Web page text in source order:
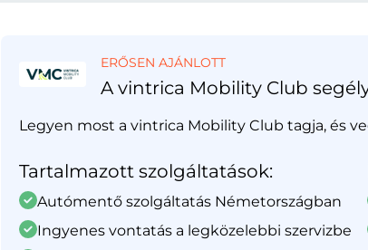
ERŐSEN AJÁNLOTT
A vintrica Mobility Club
Legyen most a vintrica Mobility Club tagja, és
Tartalmazott szolgáltatások:
Autómentő szolgáltatás Németországban
Ingyenes vontatás a legközelebbi szervizbe